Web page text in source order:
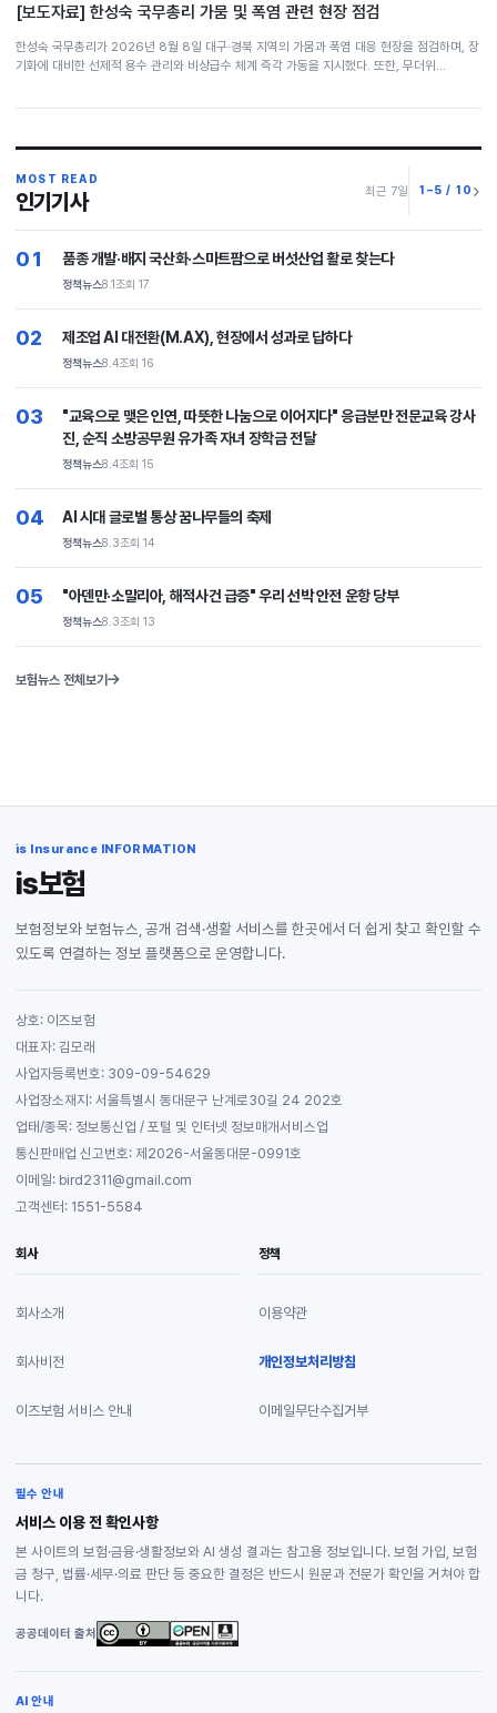
[보도자료] 한성숙 국무총리 가뭄 및 폭염 관련 현장 점검
한성숙 국무총리가 2026년 8월 8일 대구·경북 지역의 가뭄과 폭염 대응 현장을 점검하며, 장
기화에 대비한 선제적 용수 관리와 비상급수 체계 즉각 가동을 지시했다. 또한, 무더위…
MOST READ
인기기사 최근 7일 1–5 / 10
01 품종 개발·배지 국산화·스마트팜으로 버섯산업 활로 찾는다
정책뉴스8.1조회 17
02 제조업 AI 대전환(M.AX), 현장에서 성과로 답하다
정책뉴스8.4조회 16
03
"교육으로 맺은 인연, 따뜻한 나눔으로 이어지다" 응급분만 전문교육 강사
진, 순직 소방공무원 유가족 자녀 장학금 전달
정책뉴스8.4조회 15
04 AI 시대 글로벌 통상 꿈나무들의 축제
정책뉴스8.3조회 14
05 "아덴만·소말리아, 해적사건 급증" 우리 선박 안전 운항 당부
정책뉴스8.3조회 13
보험뉴스 전체보기
is Insurance INFORMATION
is보험
보험정보와 보험뉴스, 공개 검색·생활 서비스를 한곳에서 더 쉽게 찾고 확인할 수
있도록 연결하는 정보 플랫폼으로 운영합니다.
상호: 이즈보험
대표자: 김모래
사업자등록번호: 309-09-54629
사업장소재지: 서울특별시 동대문구 난계로30길 24 202호
업태/종목: 정보통신업 / 포털 및 인터넷 정보매개서비스업
통신판매업 신고번호: 제2026-서울동대문-0991호
이메일: bird2311@gmail.com
고객센터: 1551-5584
회사
회사소개
회사비전
이즈보험 서비스 안내
정책
이용약관
개인정보처리방침
이메일무단수집거부
필수 안내
서비스 이용 전 확인사항
본 사이트의 보험·금융·생활정보와 AI 생성 결과는 참고용 정보입니다. 보험 가입, 보험
금 청구, 법률·세무·의료 판단 등 중요한 결정은 반드시 원문과 전문가 확인을 거쳐야 합
니다.
공공데이터 출처
AI 안내